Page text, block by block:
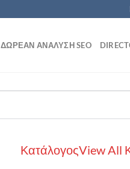
ΔΩΡΕΆΝ ΑΝΆΛΥΣΗ SEO
ΚατάλογοςView All